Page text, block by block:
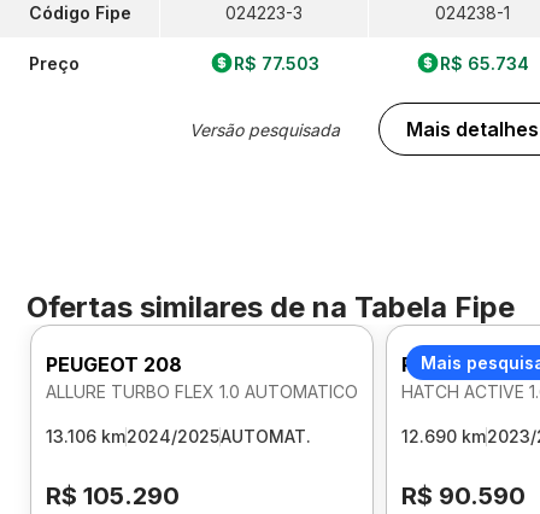
Código Fipe
Preço
024223-3
R$ 77.503
Versão pesquisada
024238-1
R$ 65.734
Mais detalhes
Ofertas similares de na Tabela Fipe
PEUGEOT 208
ALLURE TURBO FLEX 1.0 AUTOMATICO
13.106 km2024/2025AUTOMAT.
R$ 105.290
Mais
PEUGEOT 208
HATCH ACTIVE
12.690 km
R$ 90.590